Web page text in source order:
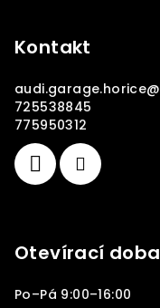
Kontakt
audi.garage.horice@
725538845
775950312
Otevírací doba
Po–Pá 9:00–16:00